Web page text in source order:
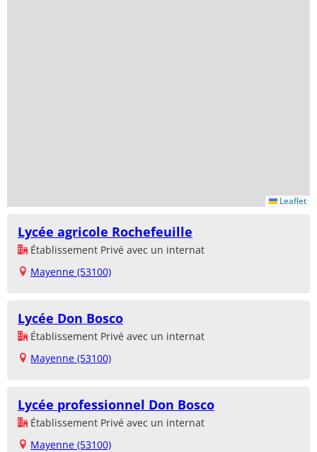
Leaflet
Lycée agricole Rochefeuille
Établissement Privé avec un internat
Mayenne (53100)
Lycée Don Bosco
Établissement Privé avec un internat
Mayenne (53100)
Lycée professionnel Don Bosco
Établissement Privé avec un internat
Mayenne (53100)